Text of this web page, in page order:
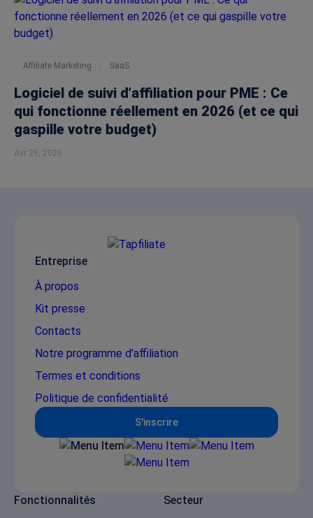
Affiliate Marketing SaaS
Logiciel de suivi d’affiliation pour PME : Ce
qui fonctionne réellement en 2026 (et ce qui
gaspille votre budget)
Avr 29, 2026
Entreprise
À propos
Kit presse
Contacts
Notre programme d’affiliation
Termes et conditions
Politique de confidentialité
S'inscrire
Fonctionnalités
Secteur